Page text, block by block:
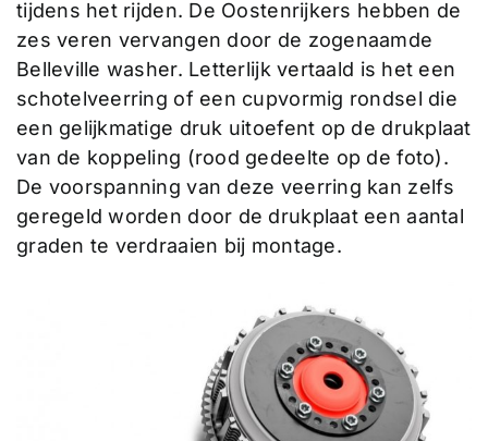
tijdens het rijden. De Oostenrijkers hebben de
zes veren vervangen door de zogenaamde
Belleville washer. Letterlijk vertaald is het een
schotelveerring of een cupvormig rondsel die
een gelijkmatige druk uitoefent op de drukplaat
van de koppeling (rood gedeelte op de foto).
De voorspanning van deze veerring kan zelfs
geregeld worden door de drukplaat een aantal
graden te verdraaien bij montage.